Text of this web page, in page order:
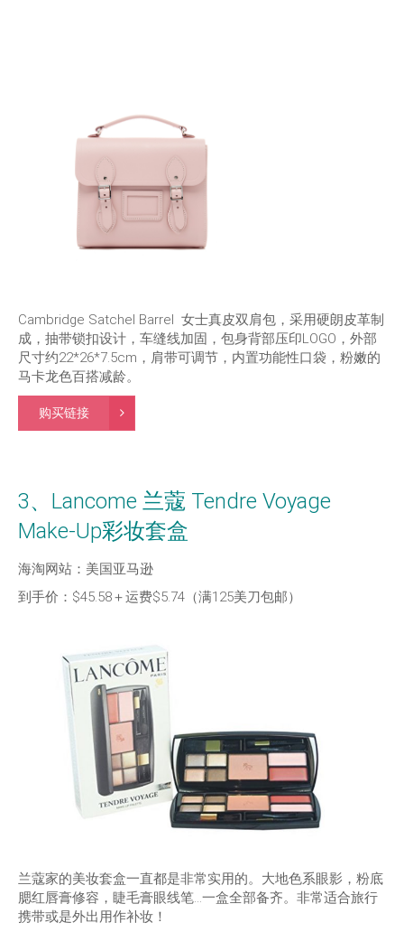
Cambridge Satchel Barrel 女士真皮双肩包，采用硬朗皮革制
成，抽带锁扣设计，车缝线加固，包身背部压印LOGO，外部
尺寸约22*26*7.5cm，肩带可调节，内置功能性口袋，粉嫩的
马卡龙色百搭减龄。
购买链接
3、Lancome 兰蔻 Tendre Voyage
Make-Up彩妆套盒
海淘网站：美国亚马逊
到手价： $45.58＋运费$5.74（满125美刀包邮）
兰蔻家的美妆套盒一直都是非常实用的。大地色系眼影，粉底
腮红唇膏修容，睫毛膏眼线笔…一盒全部备齐。非常适合旅行
携带或是外出用作补妆！